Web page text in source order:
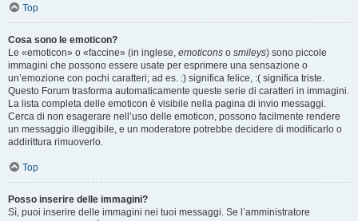
Top
Cosa sono le emoticon?
Le «emoticon» o «faccine» (in inglese, emoticons o smileys) sono piccole
immagini che possono essere usate per esprimere una sensazione o
un’emozione con pochi caratteri; ad es. :) significa felice, :( significa triste.
Questo Forum trasforma automaticamente queste serie di caratteri in immagini.
La lista completa delle emoticon è visibile nella pagina di invio messaggi.
Cerca di non esagerare nell’uso delle emoticon, possono facilmente rendere
un messaggio illeggibile, e un moderatore potrebbe decidere di modificarlo o
addirittura rimuoverlo.
Top
Posso inserire delle immagini?
Sì, puoi inserire delle immagini nei tuoi messaggi. Se l’amministratore